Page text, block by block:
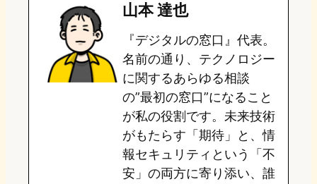
o
o
n
s
k
b
o
o
k
a
山本 達也
『デジタルの窓口』代表。
名前の通り、テクノロジー
に関するあらゆる相談
の”最初の窓口”になること
が私の役割です。未来技術
がもたらす「期待」と、情
報セキュリティという「不
安」の両方に寄り添い、誰